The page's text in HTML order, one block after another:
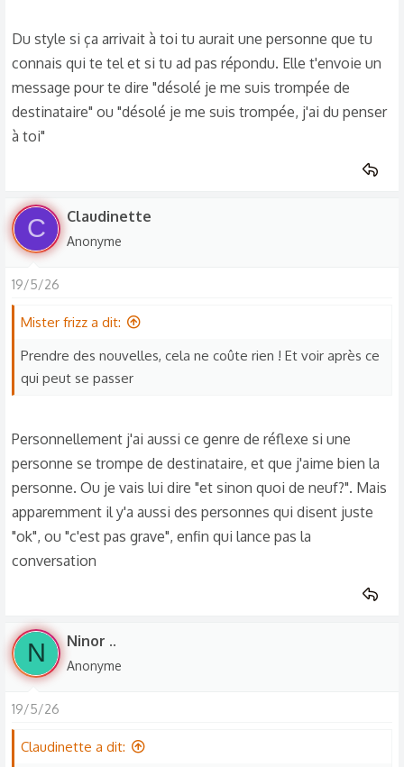
Du style si ça arrivait à toi tu aurait une personne que tu
connais qui te tel et si tu ad pas répondu. Elle t'envoie un
message pour te dire "désolé je me suis trompée de
destinataire" ou "désolé je me suis trompée, j'ai du penser
à toi"
C Claudinette
Anonyme
19/5/26
Mister frizz a dit:
Prendre des nouvelles, cela ne coûte rien ! Et voir après ce
qui peut se passer
Personnellement j'ai aussi ce genre de réflexe si une
personne se trompe de destinataire, et que j'aime bien la
personne. Ou je vais lui dire "et sinon quoi de neuf?". Mais
apparemment il y'a aussi des personnes qui disent juste
"ok", ou "c'est pas grave", enfin qui lance pas la
conversation
N Ninor ..
Anonyme
19/5/26
Claudinette a dit: